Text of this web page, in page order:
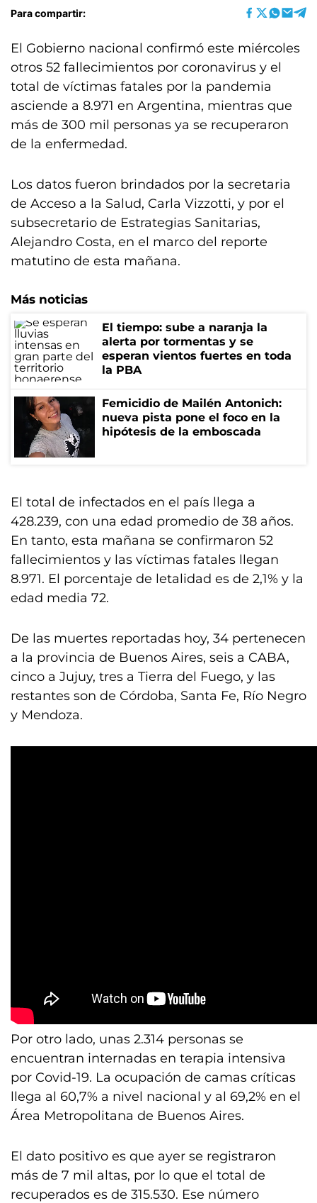
Para compartir:
El Gobierno nacional confirmó este miércoles
otros 52 fallecimientos por coronavirus y el
total de víctimas fatales por la pandemia
asciende a 8.971 en Argentina, mientras que
más de 300 mil personas ya se recuperaron
de la enfermedad.
Los datos fueron brindados por la secretaria
de Acceso a la Salud, Carla Vizzotti, y por el
subsecretario de Estrategias Sanitarias,
Alejandro Costa, en el marco del reporte
matutino de esta mañana.
Más noticias
El tiempo: sube a naranja la
alerta por tormentas y se
esperan vientos fuertes en toda
la PBA
Femicidio de Mailén Antonich:
nueva pista pone el foco en la
hipótesis de la emboscada
El total de infectados en el país llega a
428.239, con una edad promedio de 38 años.
En tanto, esta mañana se confirmaron 52
fallecimientos y las víctimas fatales llegan
8.971. El porcentaje de letalidad es de 2,1% y la
edad media 72.
De las muertes reportadas hoy, 34 pertenecen
a la provincia de Buenos Aires, seis a CABA,
cinco a Jujuy, tres a Tierra del Fuego, y las
restantes son de Córdoba, Santa Fe, Río Negro
y Mendoza.
Por otro lado, unas 2.314 personas se
encuentran internadas en terapia intensiva
por Covid-19. La ocupación de camas críticas
llega al 60,7% a nivel nacional y al 69,2% en el
Área Metropolitana de Buenos Aires.
El dato positivo es que ayer se registraron
más de 7 mil altas, por lo que el total de
recuperados es de 315.530. Ese número